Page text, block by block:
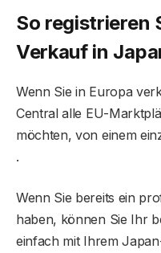
So registrieren
Verkauf in
Wenn Sie in Europa
Central alle EU-
möchten, von einem
.
Wenn Sie bereits ein
haben, können Sie Ihr
einfach mit Ihrem